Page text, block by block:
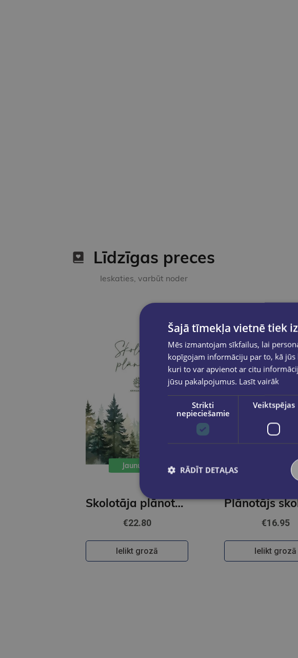
Līdzīgas preces
Ieskaties, varbūt noder
Jaunums
Skolotāja plānotājs 26/27
€22.80
Ielikt grozā
€16.95
Ielikt grozā
Šajā tīmekļa vietnē tiek
Mēs izmantojam sīkfailus, lai
kopīgojam informāciju par to, kā
kuri to var apvienot ar citu
jūsu pakalpojumus. Lasīt vairāk
Strikti
nepieciešamie
Veiktspējas
RĀDĪT DETAĻAS